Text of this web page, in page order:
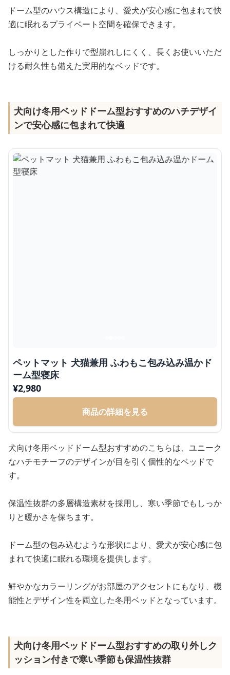
ドーム型のハウス構造により、愛犬が安心感に包まれて快
適に眠れるプライベート空間を確保できます。
しっかりとした作りで型崩れしにくく、長くお使いいただ
ける耐久性も備えた実用的なベッドです。
犬向け冬用ベッドドーム型おすすめのハチデザイ
ンで安心感に包まれて快適
ペットマット 犬猫兼用 ふわもこ包み込み温かド
ーム型寝床
¥2,980
商品の詳細を見る
犬向け冬用ベッドドーム型おすすめのこちらは、ユニーク
なハチモチーフのデザインが目を引く個性的なベッドで
す。
保温性抜群の多層構造素材を採用し、寒い季節でもしっか
りと暖かさを保ちます。
ドーム型の包み込むような形状により、愛犬が安心感に包
まれて快適に眠れる環境を提供します。
鮮やかなカラーリングがお部屋のアクセントにもなり、機
能性とデザイン性を両立した冬用ベッドとなっています。
犬向け冬用ベッドドーム型おすすめの取り外しク
ッション付きで寒い季節も保温性抜群